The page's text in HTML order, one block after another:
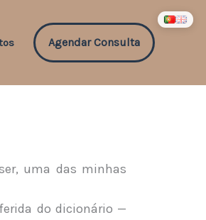
Agendar Consulta
uma das minhas
do dicionário —